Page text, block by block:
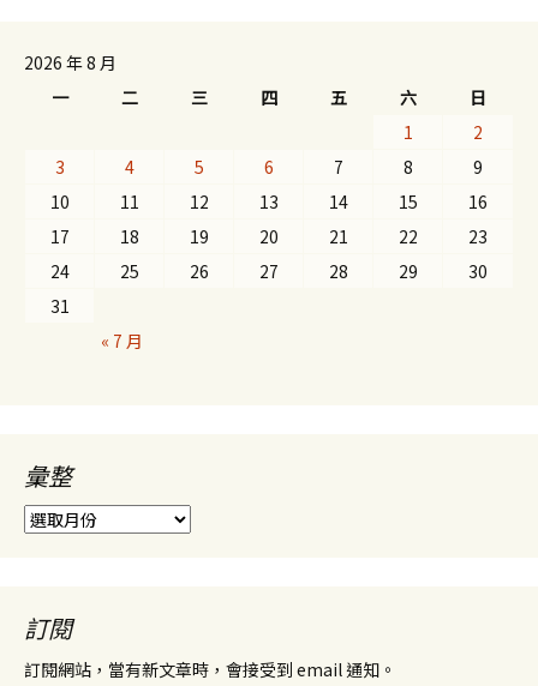
2026 年 8 月
一
二 三 四 五 六
日
1
2
3
4 5 6 7 8
9
10
11 12 13 14 15
16
17
18 19 20 21 22
23
24
25 26 27 28 29
30
31
« 7 月
彙整
彙
整
訂閱
訂閱網站，當有新文章時，會接受到 email 通知。